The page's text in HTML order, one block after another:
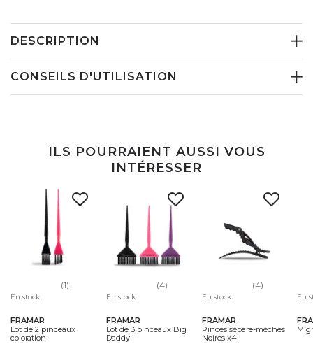
DESCRIPTION
CONSEILS D'UTILISATION
ILS POURRAIENT AUSSI VOUS
INTÉRESSER
(1)
En stock
FRAMAR
Lot de 2 pinceaux
coloration
(4)
En stock
FRAMAR
Lot de 3 pinceaux Big
Daddy
(4)
En stock
FRAMAR
Pinces sépare-mèches
Noires x4
En